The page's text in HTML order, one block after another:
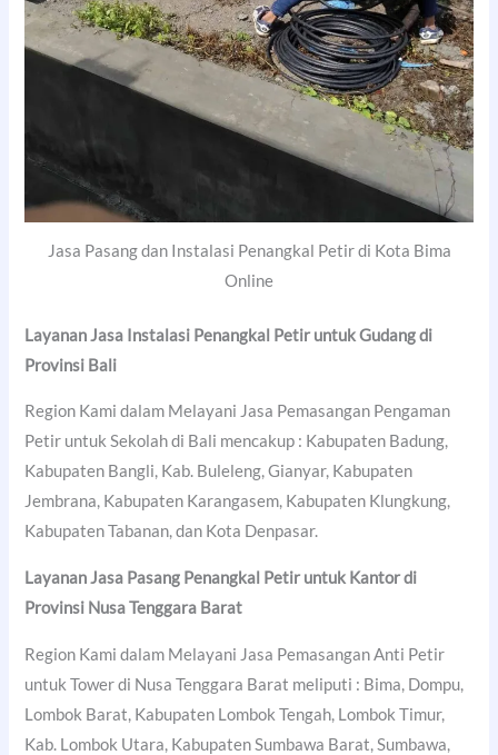
Jasa Pasang dan Instalasi Penangkal Petir di Kota Bima
Online
Layanan Jasa Instalasi Penangkal Petir untuk Gudang di
Provinsi Bali
Region Kami dalam Melayani Jasa Pemasangan Pengaman
Petir untuk Sekolah di Bali mencakup : Kabupaten Badung,
Kabupaten Bangli, Kab. Buleleng, Gianyar, Kabupaten
Jembrana, Kabupaten Karangasem, Kabupaten Klungkung,
Kabupaten Tabanan, dan Kota Denpasar.
Layanan Jasa Pasang Penangkal Petir untuk Kantor di
Provinsi Nusa Tenggara Barat
Region Kami dalam Melayani Jasa Pemasangan Anti Petir
untuk Tower di Nusa Tenggara Barat meliputi : Bima, Dompu,
Lombok Barat, Kabupaten Lombok Tengah, Lombok Timur,
Kab. Lombok Utara, Kabupaten Sumbawa Barat, Sumbawa,